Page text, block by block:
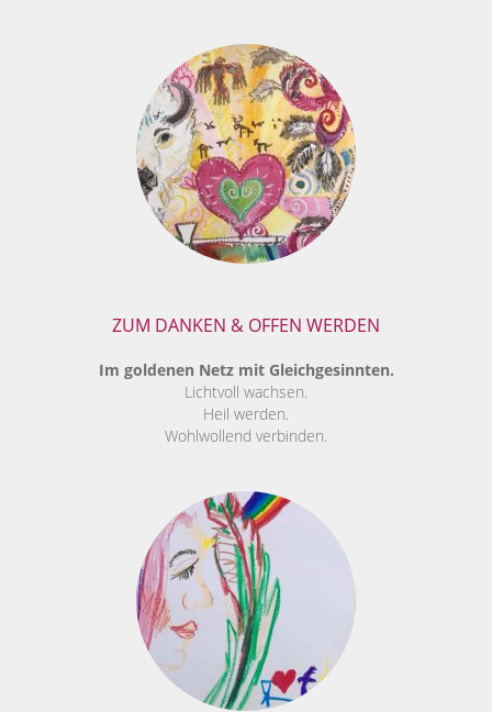
ZUM DANKEN & OFFEN WERDEN
Im goldenen Netz mit Gleichgesinnten.
Lichtvoll wachsen.
Heil werden.
Wohlwollend verbinden.